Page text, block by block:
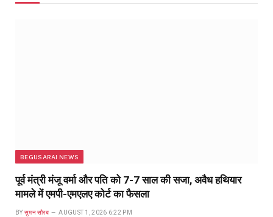
BEGUSARAI NEWS
पूर्व मंत्री मंजू वर्मा और पति को 7-7 साल की सजा, अवैध हथियार
मामले में एमपी-एमएलए कोर्ट का फैसला
BY सुमन सौरब AUGUST 1, 2026 6:22 PM